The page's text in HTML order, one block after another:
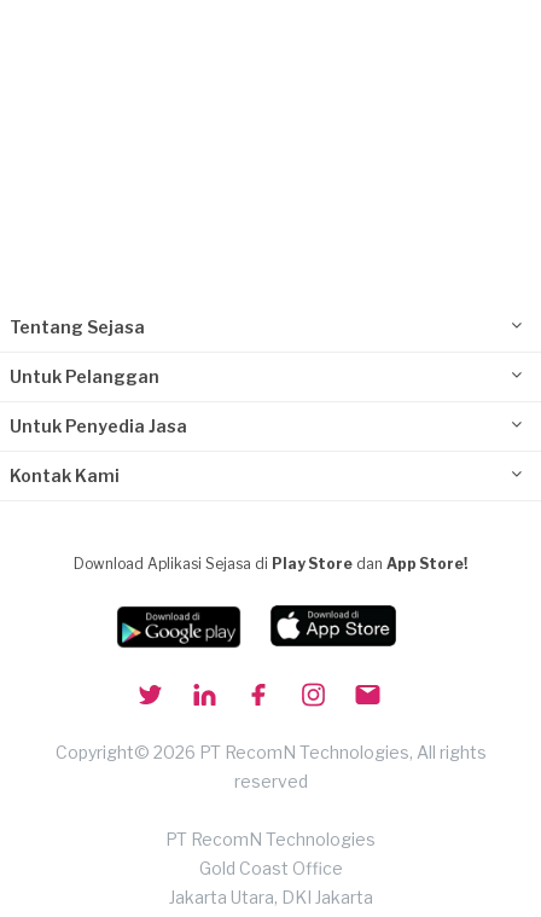
Tentang Sejasa
Untuk Pelanggan
Untuk Penyedia Jasa
Kontak Kami
Download Aplikasi Sejasa di Play Store dan App Store!
Copyright© 2026 PT RecomN Technologies, All rights
reserved
PT RecomN Technologies
Gold Coast Office
Jakarta Utara, DKI Jakarta